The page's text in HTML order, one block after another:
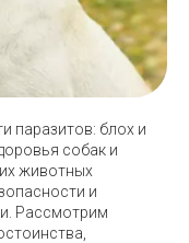
паразитов: блох и
собак и
животных
и
Рассмотрим